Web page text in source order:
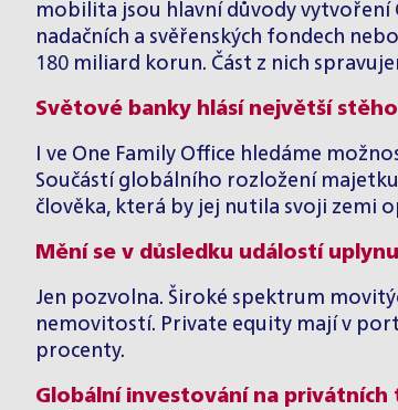
mobilita jsou hlavní důvody vytvoření
nadačních a svěřenských fondech
180 miliard korun. Část z nich
Světové banky hlásí největší
I ve One Family Office hledáme
Součástí globálního rozložení
člověka, která by jej nutila svoji zemi
Mění se v důsledku událostí
Jen pozvolna. Široké spektrum
nemovitostí. Private equity mají v
procenty.
Globální investování na privátních